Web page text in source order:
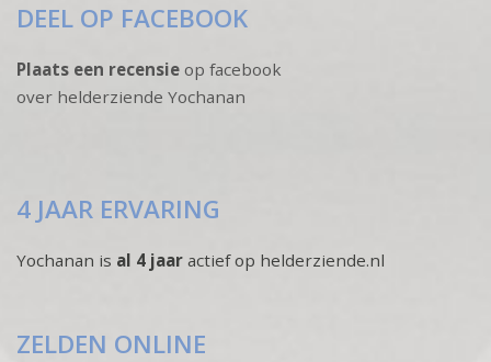
DEEL OP FACEBOOK
Plaats een recensie op facebook
over helderziende Yochanan
4 JAAR ERVARING
Yochanan is al 4 jaar actief op helderziende.nl
ZELDEN ONLINE